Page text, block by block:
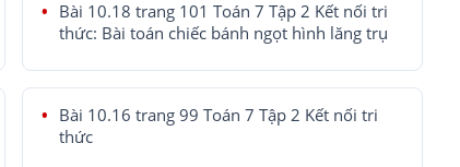
Bài 10.18 trang 101 Toán 7 Tập 2 Kết nối tri
thức: Bài toán chiếc bánh ngọt hình lăng trụ
Bài 10.16 trang 99 Toán 7 Tập 2 Kết nối tri
thức